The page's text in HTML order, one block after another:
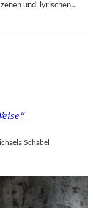
und lyrischen…
Schabel